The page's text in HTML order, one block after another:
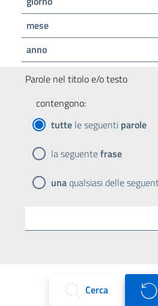
mese
anno
Parole nel titolo e/o testo
contengono:
tutte le seguenti parole
la seguentefrase
unaqualsiasi delle
Cerca